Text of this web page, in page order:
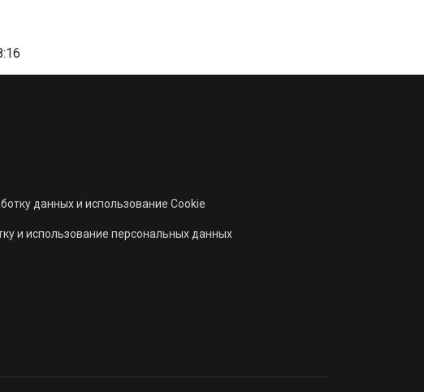
данных и использование Cookie
и использование персональных данных